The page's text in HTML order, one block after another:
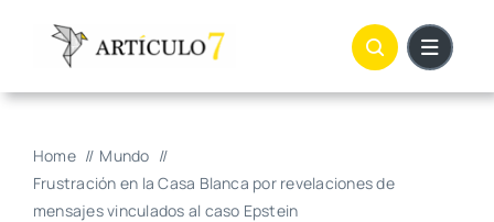
Home
Mundo
Frustración en la Casa Blanca por revelaciones de
mensajes vinculados al caso Epstein